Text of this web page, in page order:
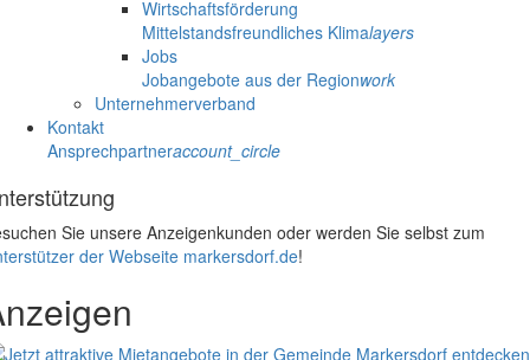
Wirtschaftsförderung
Mittelstandsfreundliches Klimalayers
Jobs
Jobangebote aus der Regionwork
Unternehmerverband
Kontakt
Ansprechpartneraccount_circle
Sie unsere Anzeigenkunden oder werden Sie selbst zum
der Webseite markersdorf.de!